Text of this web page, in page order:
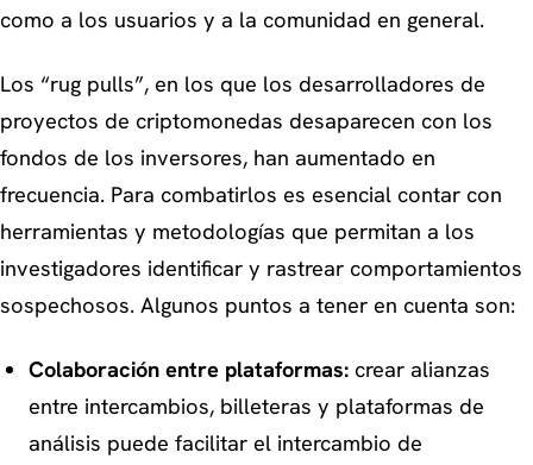
como a los usuarios y a la comunidad en general.
Los “rug pulls”, en los que los desarrolladores de
proyectos de criptomonedas desaparecen con los
fondos de los inversores, han aumentado en
frecuencia. Para combatirlos es esencial contar con
herramientas y metodologías que permitan a los
investigadores identificar y rastrear comportamientos
sospechosos. Algunos puntos a tener en cuenta son:
Colaboración entre plataformas:crear alianzas
entre intercambios, billeteras y plataformas de
análisis puede facilitar el intercambio de